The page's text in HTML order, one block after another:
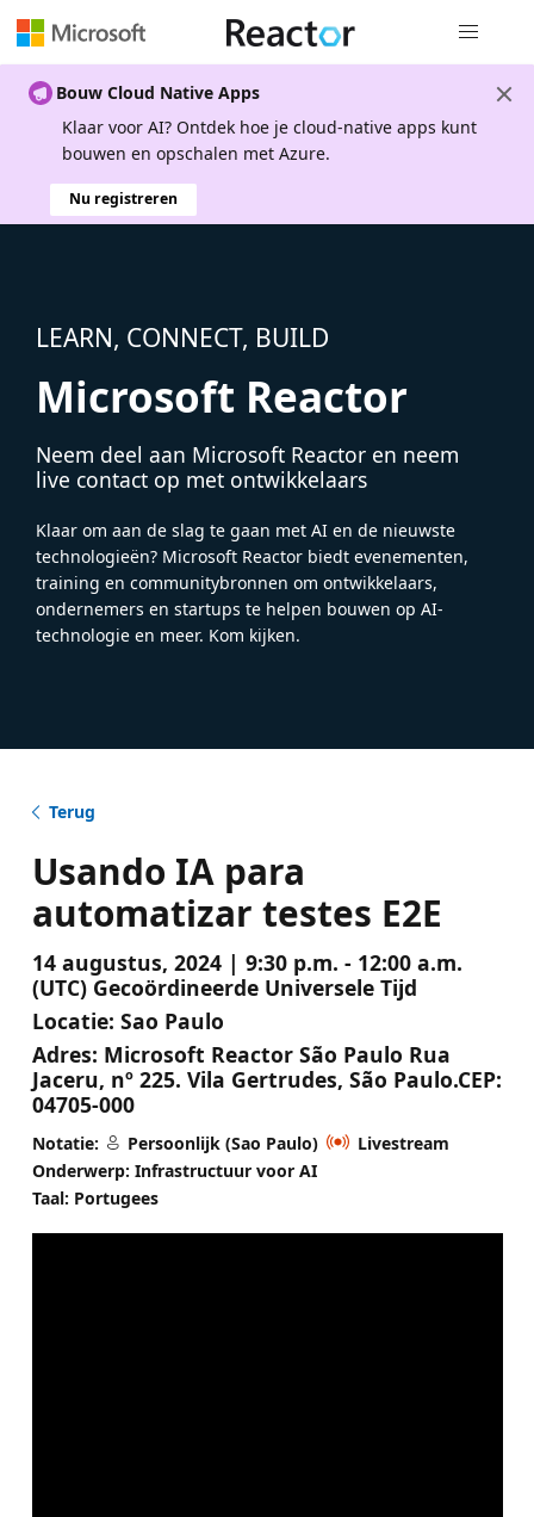
Bouw Cloud Native Apps
Klaar voor AI? Ontdek hoe je cloud-native apps kunt
bouwen en opschalen met Azure.
Nu registreren
LEARN, CONNECT, BUILD
Microsoft Reactor
Neem deel aan Microsoft Reactor en neem
live contact op met ontwikkelaars
Klaar om aan de slag te gaan met AI en de nieuwste
technologieën? Microsoft Reactor biedt evenementen,
training en communitybronnen om ontwikkelaars,
ondernemers en startups te helpen bouwen op AI-
technologie en meer. Kom kijken.
Terug
Usando IA para
automatizar testes E2E
14 augustus, 2024 | 9:30 p.m. - 12:00 a.m.
(UTC) Gecoördineerde Universele Tijd
Locatie: Sao Paulo
Adres: Microsoft Reactor São Paulo Rua
Jaceru, nº 225. Vila Gertrudes, São Paulo.CEP:
04705-000
Notatie: Persoonlijk (Sao Paulo)
Livestream
Onderwerp: Infrastructuur voor AI
Taal: Portugees